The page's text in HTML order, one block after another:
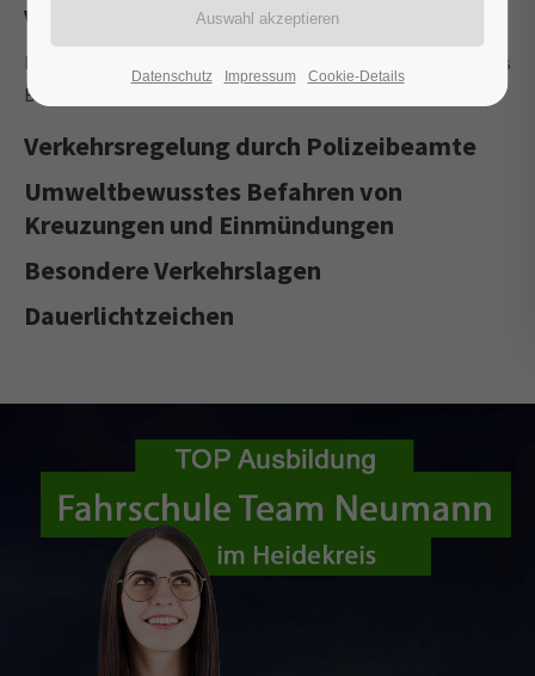
Verkehrsregelungen durch Lichtzeichen
Rot, Rot-Gelb, Grün, Gelb, Anhalten oder Weiterfahren, Gelbes
Blinklicht, 2-Farben-Ampel, Grünpfeil.
Verkehrsregelung durch Polizeibeamte
Umweltbewusstes Befahren von
Kreuzungen und Einmündungen
Besondere Verkehrslagen
Dauerlichtzeichen
Datenschutz Impressum Cookie-Details